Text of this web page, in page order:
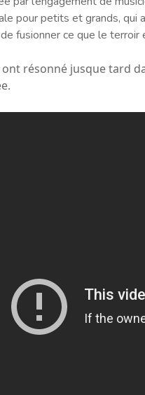
pour petits et grands, qui
fusionner ce que le
résonné jusque tard